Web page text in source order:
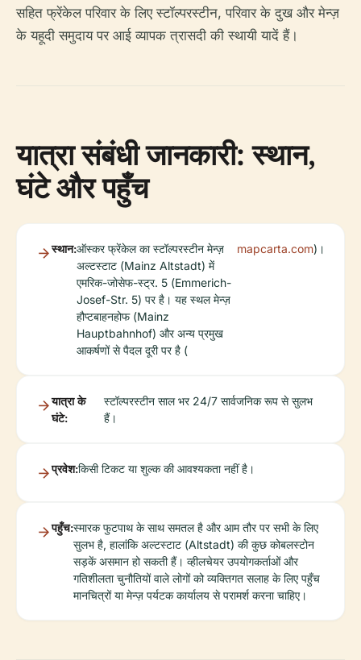
सहित फ्रेंकेल परिवार के लिए स्टॉल्परस्टीन, परिवार के दुख और मेन्ज़
के यहूदी समुदाय पर आई व्यापक त्रासदी की स्थायी यादें हैं।
यात्रा संबंधी जानकारी: स्थान,
घंटे और पहुँच
स्थान:ऑस्कर फ्रेंकेल का स्टॉल्परस्टीन मेन्ज़
अल्टस्टाट (Mainz Altstadt) में
एमरिक-जोसेफ-स्ट्र. 5 (Emmerich-
Josef-Str. 5) पर है। यह स्थल मेन्ज़
हौप्टबाहनहोफ (Mainz
Hauptbahnhof) और अन्य प्रमुख
आकर्षणों से पैदल दूरी पर है (
mapcarta.com)।
यात्रा के
घंटे:
स्टॉल्परस्टीन साल भर 24/7 सार्वजनिक रूप से सुलभ
हैं।
प्रवेश:किसी टिकट या शुल्क की आवश्यकता नहीं है।
पहुँच:स्मारक फुटपाथ के साथ समतल है और आम तौर पर सभी के लिए
सुलभ है, हालांकि अल्टस्टाट (Altstadt) की कुछ कोबलस्टोन
सड़कें असमान हो सकती हैं। व्हीलचेयर उपयोगकर्ताओं और
गतिशीलता चुनौतियों वाले लोगों को व्यक्तिगत सलाह के लिए पहुँच
मानचित्रों या मेन्ज़ पर्यटक कार्यालय से परामर्श करना चाहिए।